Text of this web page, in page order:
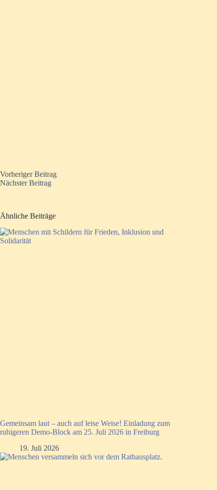
VorherigerBeitrag
NächsterBeitrag
Ähnliche Beiträge
Gemeinsam laut – auch auf leise Weise! Einladung zum
ruhigeren Demo-Block am 25. Juli 2026 in Freiburg
19. Juli 2026